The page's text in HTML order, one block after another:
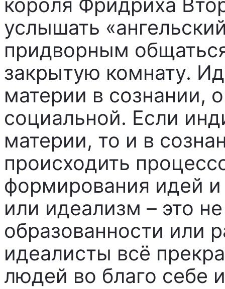
короля Фридриха
услышать
придворным
закрытую комнату.
материи в сознании,
социальной. Если
материи, то и в
происходить
формирования идей
или идеализм – это
образованности или
идеалисты всё
людей во благо себе